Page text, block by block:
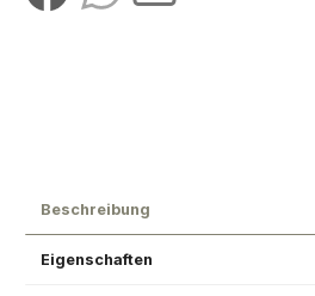
Beschreibung
Eigenschaften